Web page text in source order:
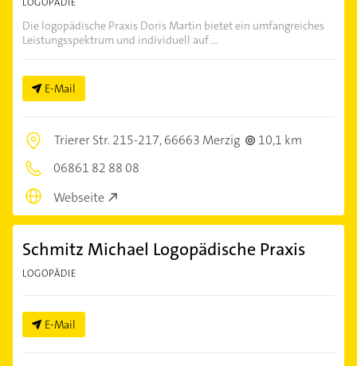
Die logopädische Praxis Doris Martin bietet ein umfangreiches
Leistungsspektrum und individuell auf ...
E-Mail
Trierer Str. 215-217,66663 Merzig
10,1 km
06861 82 88 08
Webseite
Schmitz Michael Logopädische Praxis
LOGOPÄDIE
E-Mail